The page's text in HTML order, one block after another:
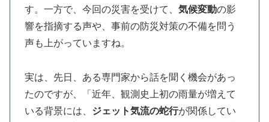
す。一方で、今回の災害を受けて、 気候変動の影
響を指摘する声や、事前の防災対策の不備を問う
声も上がっていますね。
実は、先日、ある専門家から話を聞く機会があっ
たのですが、「近年、観測史上初の雨量が増えて
いる背景には、 ジェット気流の蛇行が関係してい